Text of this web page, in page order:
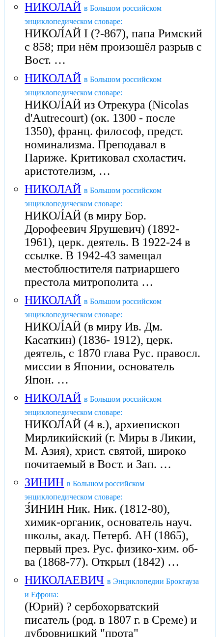
НИКОЛАЙ в Большом российском
энциклопедическом словаре:
НИКОЛ́АЙ I (?-867), папа Римский
с 858; при нём произошёл разрыв с
Вост. …
НИКОЛАЙ в Большом российском
энциклопедическом словаре:
НИКОЛ́АЙ из Отрекура (Nicolas
d'Autrecourt) (ок. 1300 - после
1350), франц. философ, предст.
номинализма. Преподавал в
Париже. Критиковал схоластич.
аристотелизм, …
НИКОЛАЙ в Большом российском
энциклопедическом словаре:
НИКОЛ́АЙ (в миру Бор.
Дорофеевич Ярушевич) (1892-
1961), церк. деятель. В 1922-24 в
ссылке. В 1942-43 замещал
местоблюстителя патриаршего
престола митрополита …
НИКОЛАЙ в Большом российском
энциклопедическом словаре:
НИКОЛ́АЙ (в миру Ив. Дм.
Касаткин) (1836- 1912), церк.
деятель, с 1870 глава Рус. правосл.
миссии в Японии, основатель
Япон. …
НИКОЛАЙ в Большом российском
энциклопедическом словаре:
НИКОЛ́АЙ (4 в.), архиепископ
Мирликийский (г. Миры в Ликии,
М. Азия), христ. святой, широко
почитаемый в Вост. и Зап. …
ЗИНИН в Большом российском
энциклопедическом словаре:
З́ИНИН Ник. Ник. (1812-80),
химик-органик, основатель науч.
школы, акад. Петерб. АН (1865),
первый през. Рус. физико-хим. об-
ва (1868-77). Открыл (1842) …
НИКОЛАЕВИЧ в Энциклопедии Брокгауза
и Ефрона:
(Юрий) ? сербохорватский
писатель (род. в 1807 г. в Среме) и
дубровницкий "прота"